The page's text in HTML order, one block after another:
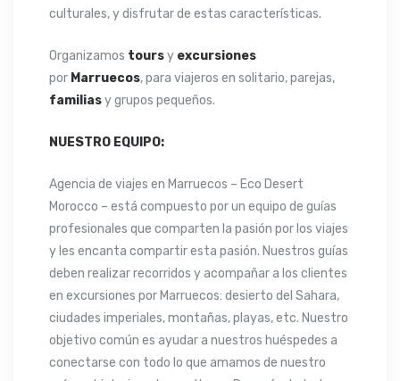
culturales, y disfrutar de estas características.
Organizamos toursy excursiones
por Marruecos, para viajeros en solitario, parejas,
familiasy grupos pequeños.
NUESTRO EQUIPO:
Agencia de viajes en Marruecos – Eco Desert
Morocco – está compuesto por un equipo de guías
profesionales que comparten la pasión por los viajes
y les encanta compartir esta pasión. Nuestros guías
deben realizar recorridos y acompañar a los clientes
en excursiones por Marruecos: desierto del Sahara,
ciudades imperiales, montañas, playas, etc. Nuestro
objetivo común es ayudar a nuestros huéspedes a
conectarse con todo lo que amamos de nuestro